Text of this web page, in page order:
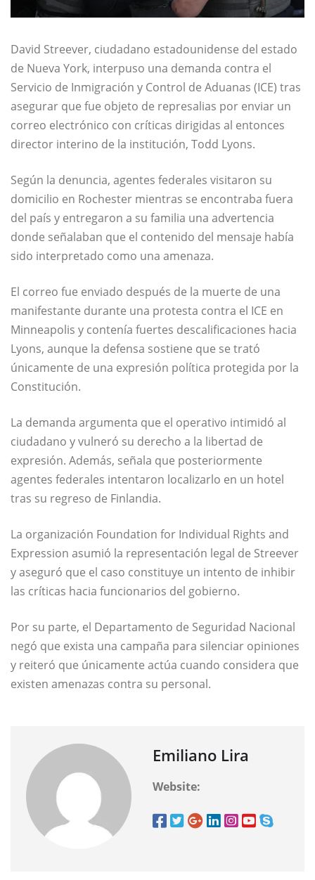
David Streever, ciudadano estadounidense del estado
de Nueva York, interpuso una demanda contra el
Servicio de Inmigración y Control de Aduanas (ICE) tras
asegurar que fue objeto de represalias por enviar un
correo electrónico con críticas dirigidas al entonces
director interino de la institución, Todd Lyons.
Según la denuncia, agentes federales visitaron su
domicilio en Rochester mientras se encontraba fuera
del país y entregaron a su familia una advertencia
donde señalaban que el contenido del mensaje había
sido interpretado como una amenaza.
El correo fue enviado después de la muerte de una
manifestante durante una protesta contra el ICE en
Minneapolis y contenía fuertes descalificaciones hacia
Lyons, aunque la defensa sostiene que se trató
únicamente de una expresión política protegida por la
Constitución.
La demanda argumenta que el operativo intimidó al
ciudadano y vulneró su derecho a la libertad de
expresión. Además, señala que posteriormente
agentes federales intentaron localizarlo en un hotel
tras su regreso de Finlandia.
La organización Foundation for Individual Rights and
Expression asumió la representación legal de Streever
y aseguró que el caso constituye un intento de inhibir
las críticas hacia funcionarios del gobierno.
Por su parte, el Departamento de Seguridad Nacional
negó que exista una campaña para silenciar opiniones
y reiteró que únicamente actúa cuando considera que
existen amenazas contra su personal.
Emiliano Lira
Website: